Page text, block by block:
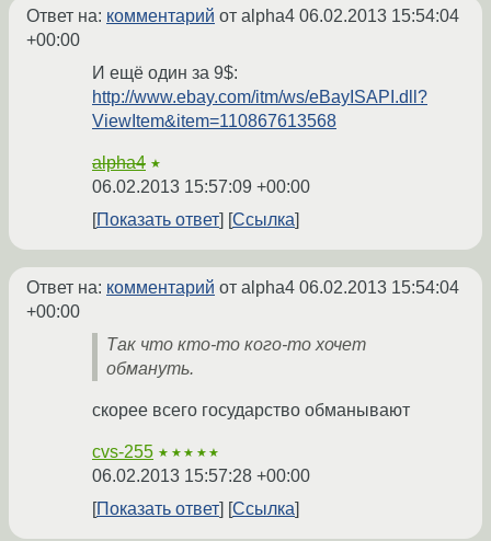
Ответ на: комментарий от alpha4 06.02.2013 15:54:04
+00:00
И ещё один за 9$:
http://www.ebay.com/itm/ws/eBayISAPI.dll?
ViewItem&item=110867613568
alpha4 ★
06.02.2013 15:57:09 +00:00
Показать ответ
Ссылка
Ответ на: комментарий от alpha4 06.02.2013 15:54:04
+00:00
Так что кто-то кого-то хочет
обмануть.
скорее всего государство обманывают
cvs-255 ★★★★★
06.02.2013 15:57:28 +00:00
Показать ответ
Ссылка